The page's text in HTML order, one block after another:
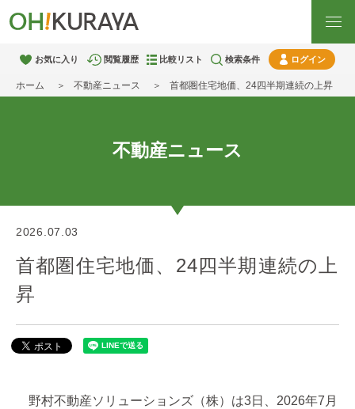
お気に入り 閲覧履歴 比較リスト 検索条件 ログイン
ホーム 不動産ニュース 首都圏住宅地価、24四半期連続の上昇
不動産ニュース
2026.07.03
首都圏住宅地価、24四半期連続の上
昇
野村不動産ソリューションズ（株）は3日、2026年7月